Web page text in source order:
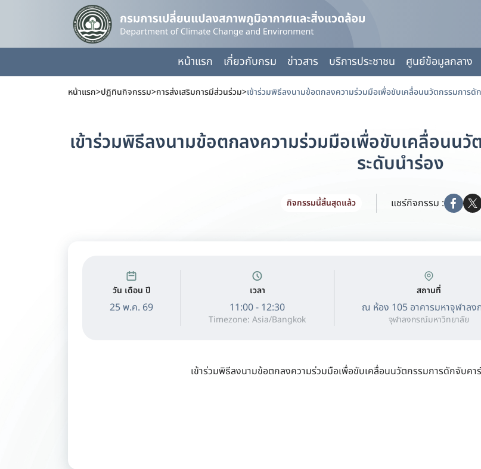
หน้าแรก เกี่ยวกับกรม ข่าวสาร บริการประชาชน ศูนย์ข้อมูลกลาง
หน้าแรก>ปฏิทินกิจกรรม>การส่งเสริมการมีส่วนร่วม>
เข้าร่วมพิธีลงนามข้อตกลงความร่วมมือเพื่อขับเคลื่อนน
ระดับนำร่อง
กิจกรรมนี้สิ้นสุดแล้ว แชร์กิจกรรม :
วัน เดือน ปี
25 พ.ค. 69
เวลา
11:00 - 12:30
Timezone: Asia/Bangkok
สถานที่
ณ ห้อง 105 อาคารมหาจุฬาล
จุฬาลงกรณ์มหาวิทยาลัย
เข้าร่วมพิธีลงนามข้อตกลงความร่วมมือเพื่อขับเคลื่อนนวัตกรรมการดักจับคา